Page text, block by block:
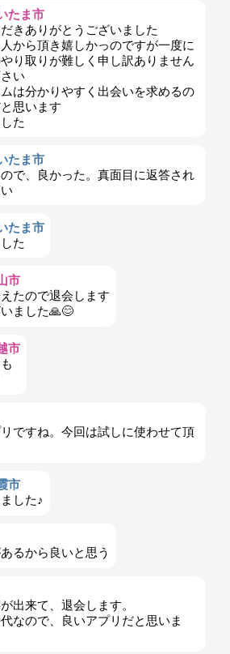
たま市
きありがとうございました
から頂き嬉しかっのですが一度に
り取りが難しく申し訳ありません
い
は分かりやすく出会いを求めるの
思います
た
たま市
で、良かった。真面目に返答され
たま市
た
市
たので退会します
ました🙏😊
市
ですね。今回は試しに使わせて頂
市
した♪
るから良いと思う
出来て、退会します。
なので、良いアプリだと思いま